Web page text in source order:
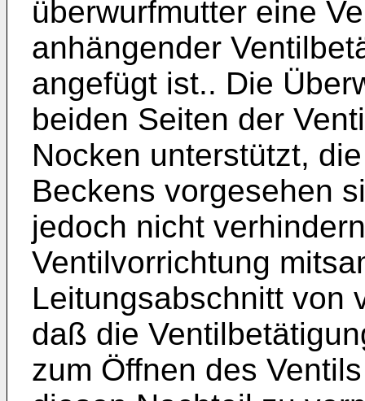
überwurfmutter eine
anhängender
angefügt ist.. Die
beiden Seiten der
Nocken unterstützt,
Beckens vorgesehen
jedoch nicht
Ventilvorrichtung
Leitungsabschnitt von
daß die
zum Öffnen des